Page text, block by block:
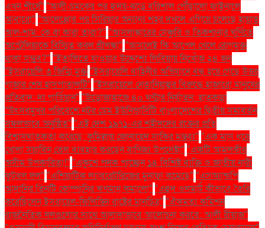
এখন শীর্ষে" "আলী-চমকের পর হৃদয়-ঝড়ে বরিশাল পৌঁছালো ফাইনালে
আবারো" "আলেপ্পোর পর সিরিয়ার অন্যান্য শহর দখলে এগিয়ে চলেছে হায়াত
আল-শাম: কে বা কারা তারা?" "আসলাঙ্কারের সেঞ্চুরি ও তিকশানার ঘূর্ণিতে
অস্ট্রেলিয়াকে বিস্মিত করল শ্রীলঙ্কা" "আসলেই কি আপেল খেলে রোগমুক্ত
থাকা সম্ভব?" "ইতালিতে যাওয়ার উদ্দেশ্যে লিবিয়ায় নিখোঁজ ২৪ জন
"ইসরায়েলি ৩ জিম্মি মুক্ত"ইসরায়েলি বাহিনীর অভিযানে বন্ধ হয়ে গেছে উত্তর
গাজার শেষ হাসপাতালটি" "ইসরায়েলে নেতানিয়াহুর বিরুদ্ধে হাজারো মানুষের
প্রতিবাদ: দ্য গার্ডিয়ান" "উড়োজাহাজে ৪০ ঘণ্টার নির্যাতন: হাতকড়া
"উৎসবমুখর পরিবেশে নটর ডেম ইউনিভার্সিটি বাংলাদেশের দ্বিতীয় সমাবর্তন
সফলভাবে অনুষ্ঠিত" "এই দেশ ১৯৭১-এর শহীদদের রক্তের প্রতি
বিশ্বাসঘাতকতা করেছে: কুমিল্লায় জোনায়েদ সাকির মন্তব্য" "এক মাস ধরে
খোলা সয়াবিন তেল ব্যবহার করছেন বাণিজ্য উপদেষ্টা" "একটি আমলকীর
অসীম উপকারিতা!" "একুশে পদক পাচ্ছেন ১৪ বিশিষ্ট ব্যক্তি ও জাতীয় নারী
ফুটবল দল" "এশিয়াটিক ল্যাবরেটরিজের মুনাফা কমেছে" "এসঅ্যান্ডপি
আদানির তিনটি কোম্পানির ঋণমান কমালো" "এহুদ ওলমার্ট কীভাবে তৈরি
করেছিলেন ইসরায়েল-ফিলিস্তিন রাষ্ট্রের মানচিত্র" "ঐকমত্য কমিশন
রাজনৈতিক দলগুলোর সাথে আলাদাভাবে আলোচনা করবে: আলী রীয়াজ"